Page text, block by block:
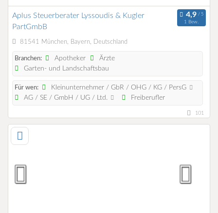
Aplus Steuerberater Lyssoudis & Kugler
PartGmbB
1 Bew.
81541 München, Bayern, Deutschland
Branchen: Apotheker
Ärzte
Garten- und Landschaftsbau
Für wen:
Kleinunternehmer / GbR / OHG / KG / PersG
AG / SE / GmbH / UG / Ltd.
Freiberufler
101